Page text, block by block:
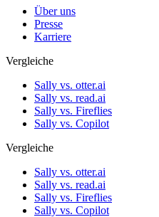
Über uns
Presse
Karriere
Vergleiche
Sally vs. otter.ai
Sally vs. read.ai
Sally vs. Fireflies
Sally vs. Copilot
Vergleiche
Sally vs. otter.ai
Sally vs. read.ai
Sally vs. Fireflies
Sally vs. Copilot